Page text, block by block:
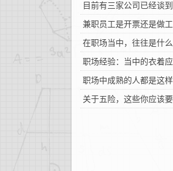
目前有三家公司已经谈
兼职员工是开票还是做
在职场当中，往往是什
职场经验：当中的衣着
职场中成熟的人都是这样
关于五险，这些你应该要